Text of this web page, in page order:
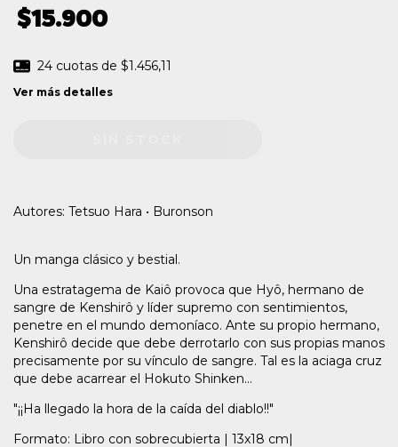
$15.900
24 cuotas de $1.456,11
Ver más detalles
Autores: Tetsuo Hara • Buronson
Un manga clásico y bestial.
Una estratagema de Kaiô provoca que Hyô, hermano de
sangre de Kenshirô y líder supremo con sentimientos,
penetre en el mundo demoníaco. Ante su propio hermano,
Kenshirô decide que debe derrotarlo con sus propias manos
precisamente por su vínculo de sangre. Tal es la aciaga cruz
que debe acarrear el Hokuto Shinken...
"¡¡Ha llegado la hora de la caída del diablo!!"
Formato: Libro con sobrecubierta | 13x18 cm|